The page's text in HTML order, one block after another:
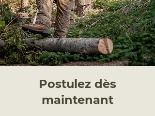
Postulez dès
maintenant